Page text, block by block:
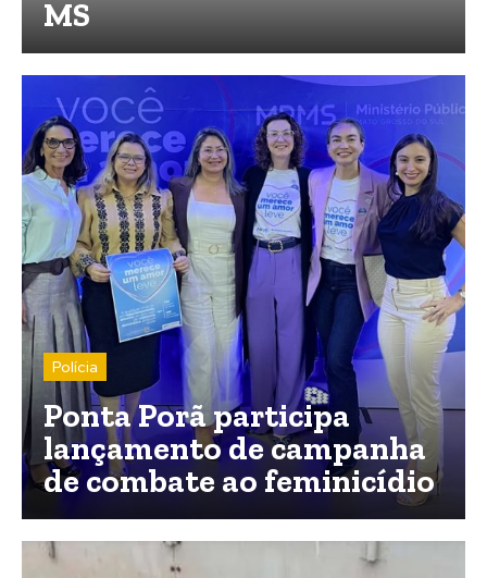
MS
Polícia
Ponta Porã participa
lançamento de campanha
de combate ao feminicídio